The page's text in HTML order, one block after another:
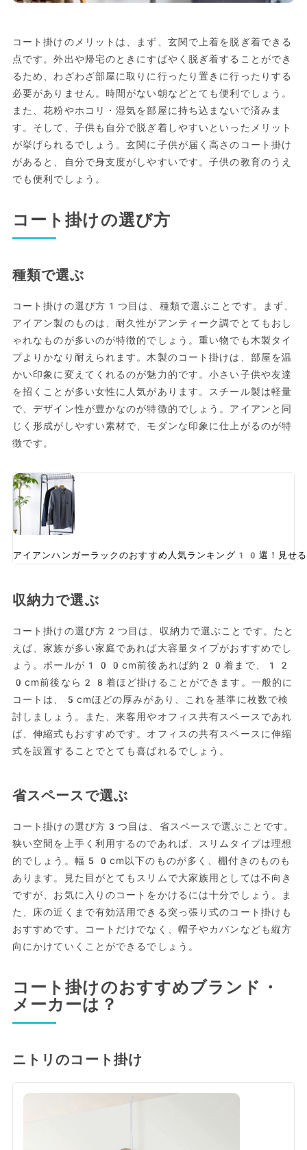
コート掛けのメリットは、まず、玄関で上着を脱ぎ着できる
点です。外出や帰宅のときにすばやく脱ぎ着することができ
るため、わざわざ部屋に取りに行ったり置きに行ったりする
必要がありません。時間がない朝などとても便利でしょう。
また、花粉やホコリ・湿気を部屋に持ち込まないで済みま
す。そして、子供も自分で脱ぎ着しやすいといったメリット
が挙げられるでしょう。玄関に子供が届く高さのコート掛け
があると、自分で身支度がしやすいです。子供の教育のうえ
でも便利でしょう。
コート掛けの選び方
種類で選ぶ
コート掛けの選び方1つ目は、種類で選ぶことです。まず、
アイアン製のものは、耐久性がアンティーク調でとてもおし
ゃれなものが多いのが特徴的でしょう。重い物でも木製タイ
プよりかなり耐えられます。木製のコート掛けは、部屋を温
かい印象に変えてくれるのが魅力的です。小さい子供や友達
を招くことが多い女性に人気があります。スチール製は軽量
で、デザイン性が豊かなのが特徴的でしょう。アイアンと同
じく形成がしやすい素材で、モダンな印象に仕上がるのが特
徴です。
アイアンハンガーラックのおすすめ人気ランキング10選！見せ
収納力で選ぶ
コート掛けの選び方2つ目は、収納力で選ぶことです。たと
えば、家族が多い家庭であれば大容量タイプがおすすめでし
ょう。ポールが100cm前後あれば約20着まで、12
0cm前後なら28着ほど掛けることができます。一般的に
コートは、5cmほどの厚みがあり、これを基準に枚数で検
討しましょう。また、来客用やオフィス共有スペースであれ
ば、伸縮式もおすすめです。オフィスの共有スペースに伸縮
式を設置することでとても喜ばれるでしょう。
省スペースで選ぶ
コート掛けの選び方3つ目は、省スペースで選ぶことです。
狭い空間を上手く利用するのであれば、スリムタイプは理想
的でしょう。幅50cm以下のものが多く、棚付きのものも
あります。見た目がとてもスリムで大家族用としては不向き
ですが、お気に入りのコートをかけるには十分でしょう。ま
た、床の近くまで有効活用できる突っ張り式のコート掛けも
おすすめです。コートだけでなく、帽子やカバンなども縦方
向にかけていくことができるでしょう。
コート掛けのおすすめブランド・
メーカーは？
ニトリのコート掛け